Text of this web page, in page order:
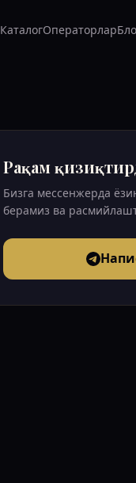
КаталогОператорлар
Рақам
Бизга мессенжерда
берамиз ва